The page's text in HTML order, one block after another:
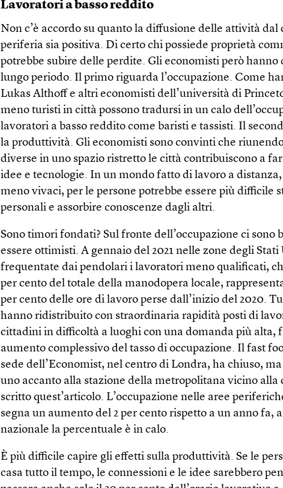
Lavoratori a basso reddito
Non c’è accordo su quanto la diffusione delle attività dal
periferia sia positiva. Di certo chi possiede proprietà
potrebbe subire delle perdite. Gli economisti però
lungo periodo. Il primo riguarda l’occupazione. Come
Lukas Althoff e altri economisti dell’università di
meno turisti in città possono tradursi in un calo
lavoratori a basso reddito come baristi e tassisti. Il
la produttività. Gli economisti sono convinti che
diverse in uno spazio ristretto le città contribuiscono a
idee e tecnologie. In un mondo fatto di lavoro a
meno vivaci, per le persone potrebbe essere più difficile
personali e assorbire conoscenze dagli altri.
Sono timori fondati? Sul fronte dell’occupazione ci sono
essere ottimisti. A gennaio del 2021 nelle zone degli
frequentate dai pendolari i lavoratori meno qualificati,
per cento del totale della manodopera locale,
per cento delle ore di lavoro perse dall’inizio del 2020.
hanno ridistribuito con straordinaria rapidità posti di
cittadini in difficoltà a luoghi con una domanda più alta,
aumento complessivo del tasso di occupazione. Il fast
sede dell’Economist, nel centro di Londra, ha chiuso,
uno accanto alla stazione della metropolitana vicino alla
scritto quest’articolo. L’occupazione nelle aree
segna un aumento del 2 per cento rispetto a un anno fa,
nazionale la percentuale è in calo.
È più difficile capire gli effetti sulla produttività. Se le
casa tutto il tempo, le connessioni e le idee sarebbero